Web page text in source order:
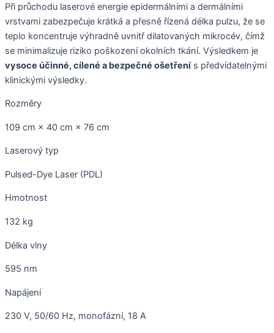
Při průchodu laserové energie epidermálními a dermálními
vrstvami zabezpečuje krátká a přesně řízená délka pulzu, že se
teplo koncentruje výhradně uvnitř dilatovaných mikrocév, čímž
se minimalizuje riziko poškození okolních tkání. Výsledkem je
vysoce účinné, cílené a bezpečné ošetření s předvídatelnými
klinickými výsledky.
Rozměry
109 cm × 40 cm × 76 cm
Laserový typ
Pulsed-Dye Laser (PDL)
Hmotnost
132 kg
Délka vlny
595 nm
Napájení
230 V, 50/60 Hz, monofázní, 18 A